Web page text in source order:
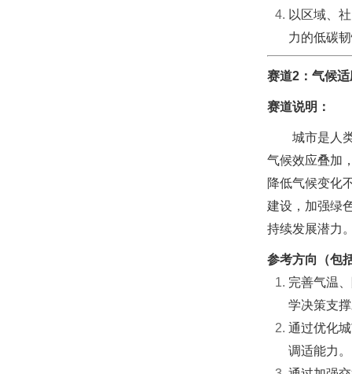
以区域、
力的低碳
赛道2：气候
赛道说明：
城市是人
气候效应叠加
降低气候变化
建设，加强绿
持续发展潜力
参考方向（包
完善气温
学决策支
通过优化
调适能力。